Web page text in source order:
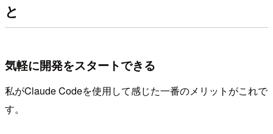
と
気軽に開発をスタートできる
私がClaude Codeを使用して感じた一番のメリットがこれで
す。